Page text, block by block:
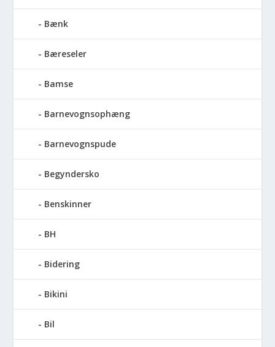
Bænk
Bæreseler
Bamse
Barnevognsophæng
Barnevognspude
Begyndersko
Benskinner
BH
Bidering
Bikini
Bil